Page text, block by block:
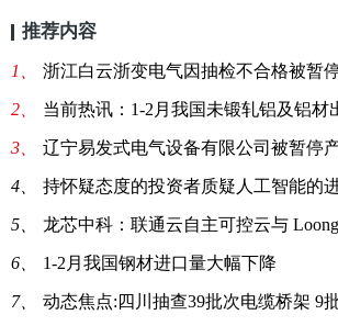
推荐内容
1、 浙江白云浙变电气因抽检不合格被暂停
2、 当前热讯：1-2月我国未锻轧铝及铝材出口量
3、 辽宁易发式电气设备有限公司被暂停
4、 持怀疑态度的投资者质疑人工智能的
5、 龙芯中科：联通云自主可控云与
6、 1-2月我国钢材进口量大幅下降
7、 动态焦点:四川抽查39批次电缆桥架 9